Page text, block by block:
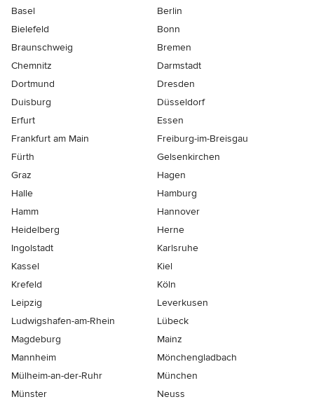
Basel
Berlin
Bielefeld
Bonn
Braunschweig
Bremen
Chemnitz
Darmstadt
Dortmund
Dresden
Duisburg
Düsseldorf
Erfurt
Essen
Frankfurt am Main
Freiburg-im-Breisgau
Fürth
Gelsenkirchen
Graz
Hagen
Halle
Hamburg
Hamm
Hannover
Heidelberg
Herne
Ingolstadt
Karlsruhe
Kassel
Kiel
Krefeld
Köln
Leipzig
Leverkusen
Ludwigshafen-am-Rhein
Lübeck
Magdeburg
Mainz
Mannheim
Mönchen­gladbach
Mülheim-an-der-Ruhr
München
Münster
Neuss